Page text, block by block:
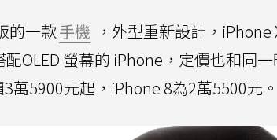
的一款手機 ，外型重新設計，iPhone
OLED 螢幕的 iPhone，定價也和同
萬5900元起，iPhone 8為2萬5500元。